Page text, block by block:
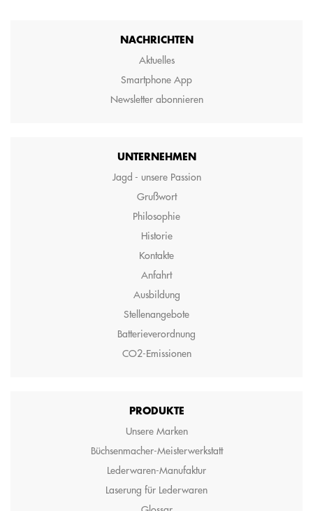
NACHRICHTEN
Aktuelles
Smartphone App
Newsletter abonnieren
UNTERNEHMEN
Jagd - unsere Passion
Grußwort
Philosophie
Historie
Kontakte
Anfahrt
Ausbildung
Stellenangebote
Batterieverordnung
CO2-Emissionen
PRODUKTE
Unsere Marken
Büchsenmacher-Meisterwerkstatt
Lederwaren-Manufaktur
Laserung für Lederwaren